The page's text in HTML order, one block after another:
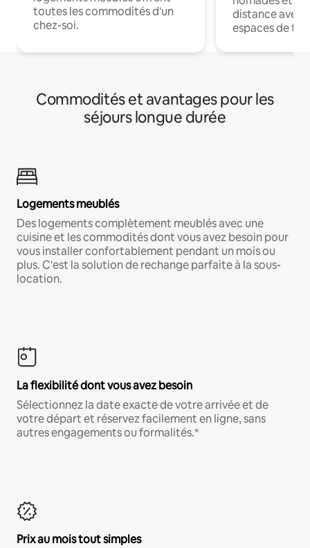
toutes les commodités d'un
chez-soi.
distance avec
espaces de
Commodités et avantages pour les
séjours longue durée
Logements meublés
Des logements complètement meublés avec une
cuisine et les commodités dont vous avez besoin pour
vous installer confortablement pendant un mois ou
plus. C'est la solution de rechange parfaite à la sous-
location.
La flexibilité dont vous avez besoin
Sélectionnez la date exacte de votre arrivée et de
votre départ et réservez facilement en ligne, sans
autres engagements ou formalités.*
Prix au mois tout simples